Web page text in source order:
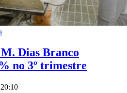
Dias Branco
no 3º trimestre